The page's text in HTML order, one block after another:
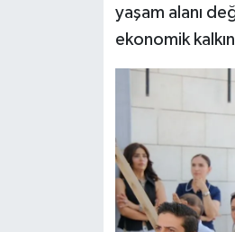
yaşam alanı
ekonomik